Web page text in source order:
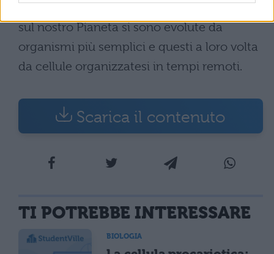
• Le varietà di forme di vita presenti oggi
sul nostro Pianeta si sono evolute da
organismi più semplici e questi a loro volta
da cellule organizzatesi in tempi remoti.
Scarica il contenuto
TI POTREBBE INTERESSARE
BIOLOGIA